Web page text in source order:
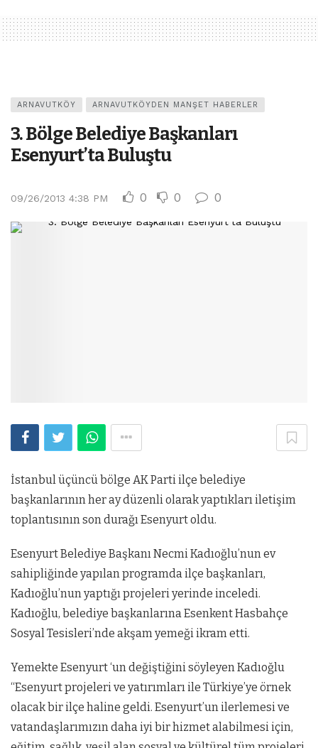
ARNAVUTKÖY ARNAVUTKÖYDEN MANŞET HABERLER
3. Bölge Belediye Başkanları
Esenyurt’ta Buluştu
09/26/2013 4:38 PM 0 0 0
İstanbul üçüncü bölge AK Parti ilçe belediye
başkanlarının her ay düzenli olarak yaptıkları iletişim
toplantısının son durağı Esenyurt oldu.
Esenyurt Belediye Başkanı Necmi Kadıoğlu’nun ev
sahipliğinde yapılan programda ilçe başkanları,
Kadıoğlu’nun yaptığı projeleri yerinde inceledi.
Kadıoğlu, belediye başkanlarına Esenkent Hasbahçe
Sosyal Tesisleri’nde akşam yemeği ikram etti.
Yemekte Esenyurt ‘un değiştiğini söyleyen Kadıoğlu
“Esenyurt projeleri ve yatırımları ile Türkiye’ye örnek
olacak bir ilçe haline geldi. Esenyurt’un ilerlemesi ve
vatandaşlarımızın daha iyi bir hizmet alabilmesi için,